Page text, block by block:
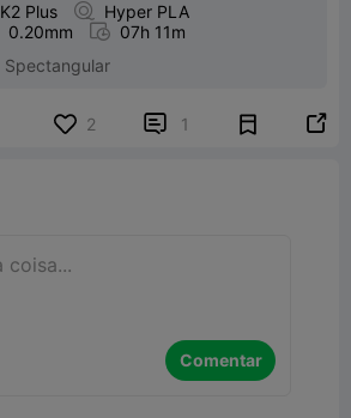
K2 Plus  Hyper PLA
0.20mm  07h 11m
Spectangular
2  1 
Comentar